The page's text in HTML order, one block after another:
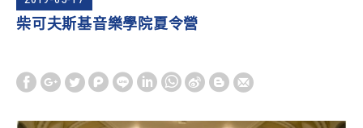
柴可夫斯基音樂學院夏令營